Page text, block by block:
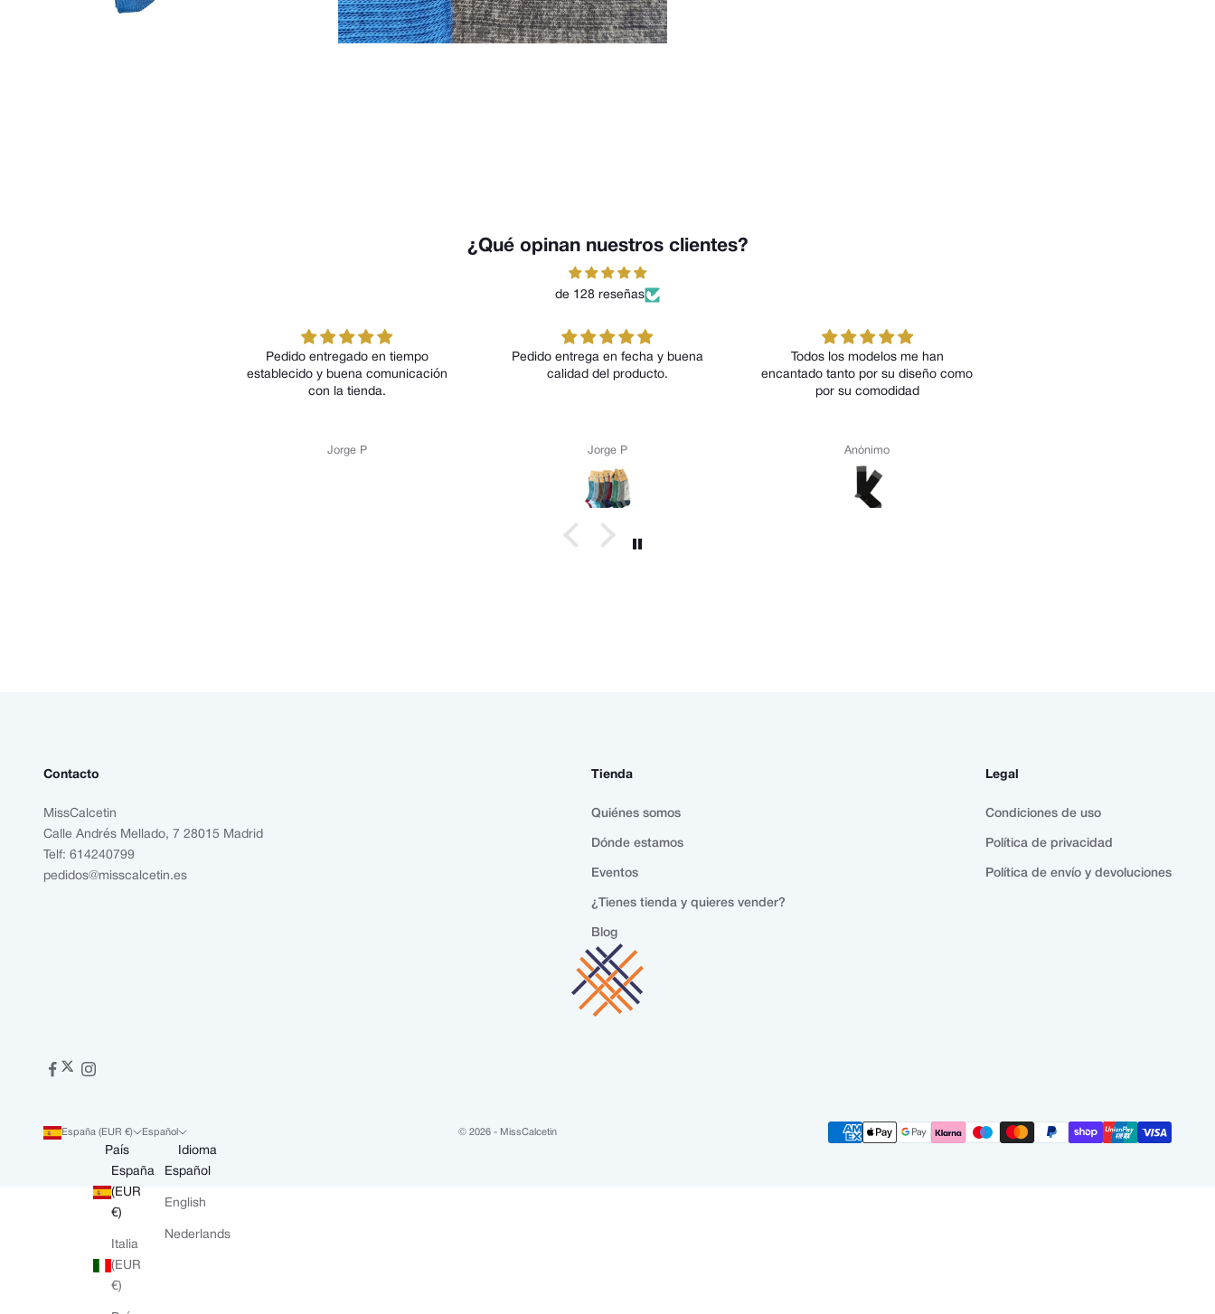
¿Qué opinan nuestros clientes?
de 128 reseñas
Pedido entregado en tiempo
establecido y buena comunicación
con la tienda.
Jorge P
Pedido entrega en fecha y buena
calidad del producto.
Jorge P
Todos los modelos me han
encantado tanto por su diseño como
por su comodidad
Anónimo
Contacto
MissCalcetin
Calle Andrés Mellado, 7 28015 Madrid
Telf: 614240799
pedidos@misscalcetin.es
Tienda
Quiénes somos
Dónde estamos
Eventos
¿Tienes tienda y quieres vender?
Blog
Legal
Condiciones de uso
Política de privacidad
Política de envío y devoluciones
España (EUR €)
País
España
(EUR
€)
Italia
(EUR
€)
Español
Idioma
Español
English
Nederlands
© 2026 - MissCalcetin